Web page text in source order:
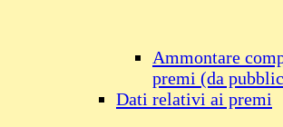
Ammontare
premi (da
Dati relativi ai premi